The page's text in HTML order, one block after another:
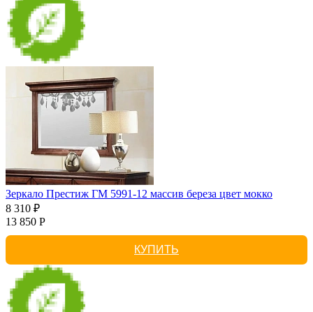
Зеркало Престиж ГМ 5991-12 массив береза цвет мокко
8 310 ₽
13 850 Р
КУПИТЬ